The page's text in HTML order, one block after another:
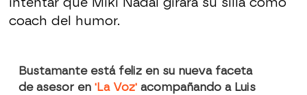
intentar que Miki Nadal girara su silla como
coach del humor.
Bustamante está feliz en su nueva faceta
de asesor en 'La Voz' acompañando a Luis